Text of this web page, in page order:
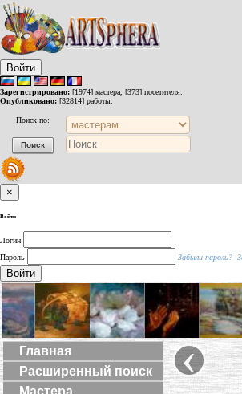
Войти
Зарегистрировано: [1974] мастера, [373] посетителя.
Опубликовано: [32814] работы.
Поиск по:
×
Войти
Логин
Пароль
Забыли пароль?
Войти
Главная
Расширенный поиск
‹